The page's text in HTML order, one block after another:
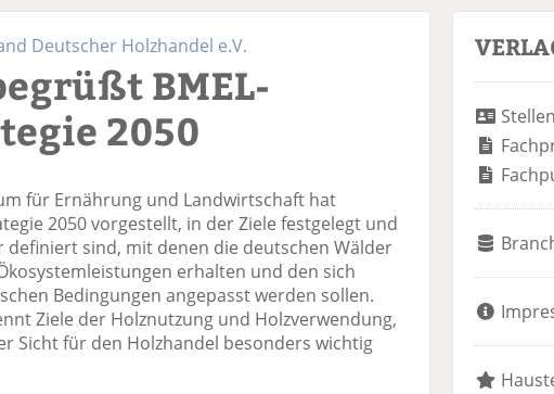
Deutscher Holzhandel e.V.
BMEL-
2050
für Ernährung und Landwirtschaft hat
2050 vorgestellt, in der Ziele festgelegt und
definiert sind, mit denen die deutschen Wälder
erhalten und den sich
Bedingungen angepasst werden sollen.
Ziele der Holznutzung und Holzverwendung,
Sicht für den Holzhandel besonders wichtig